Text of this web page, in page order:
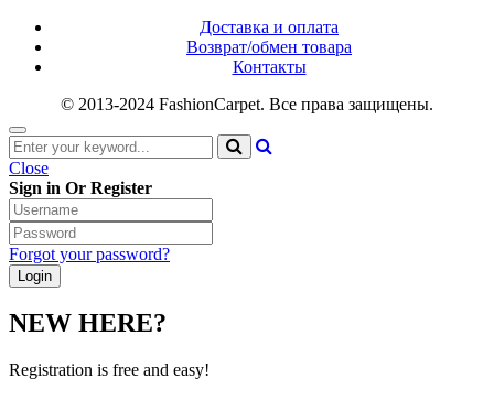
Доставка и оплата
Возврат/обмен товара
Контакты
© 2013-2024 FashionCarpet. Все права защищены.
Close
Sign in Or Register
Forgot your password?
NEW HERE?
Registration is free and easy!